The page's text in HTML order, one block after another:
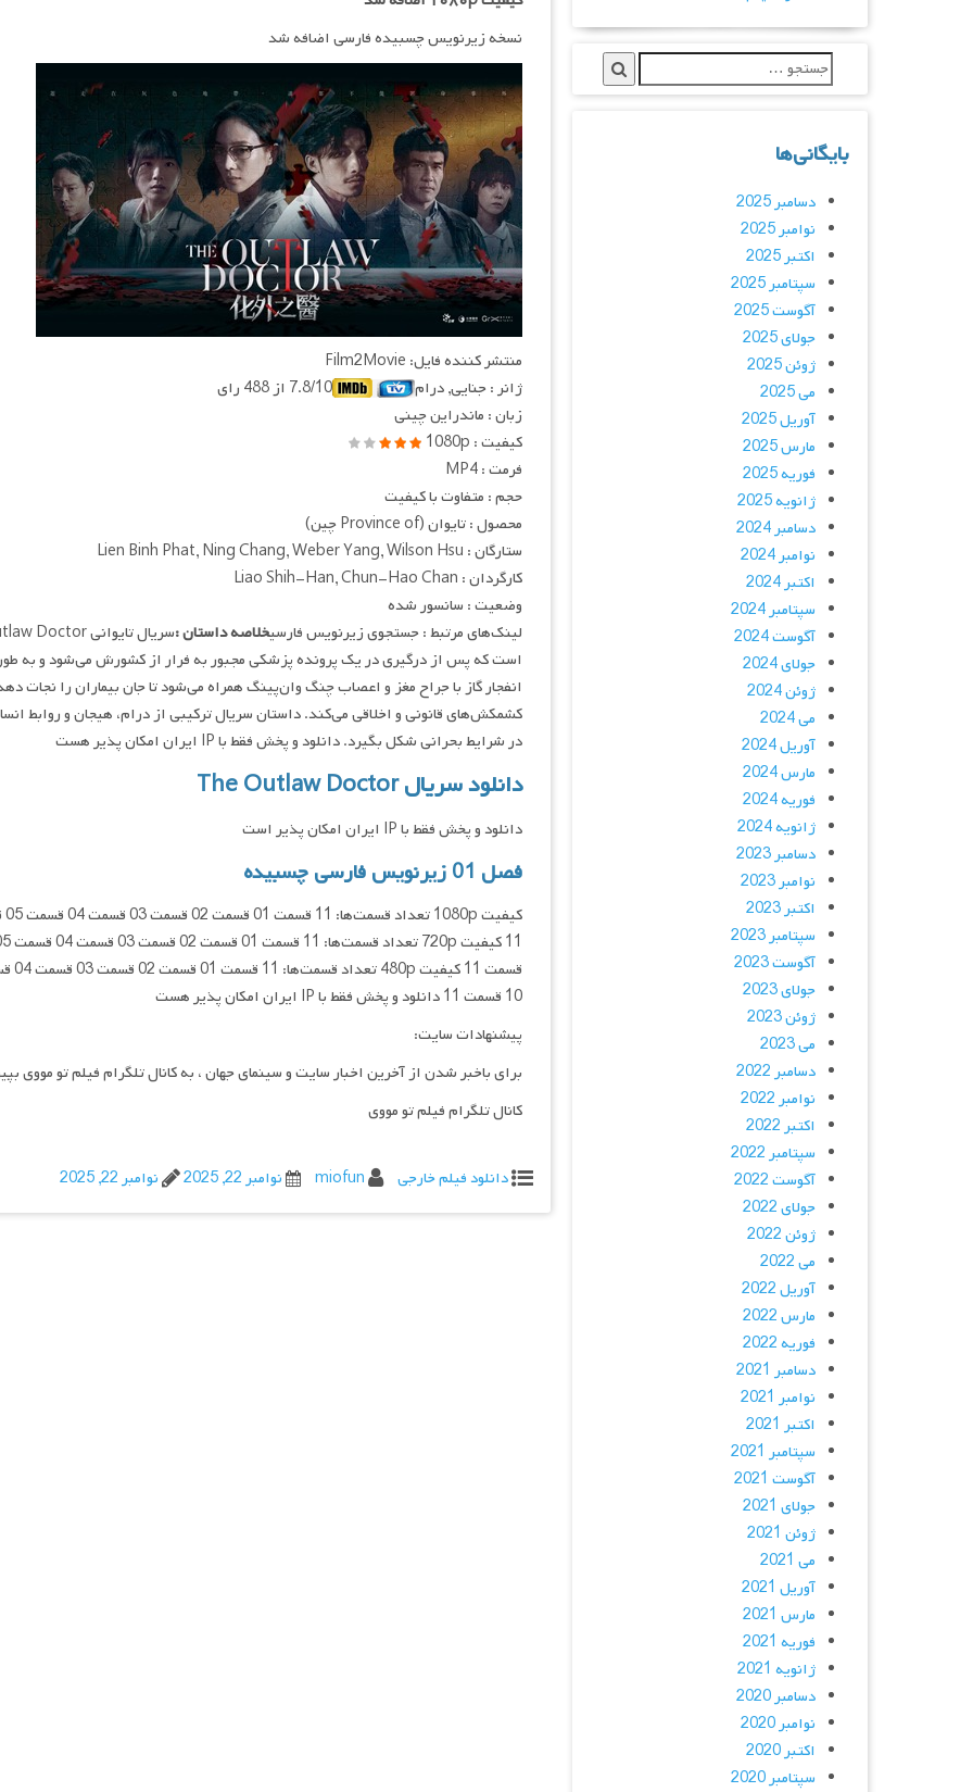
نسخه زیرنویس چسبیده فارسی اضافه شد
منتشر کننده فایل: Film2Movie
ژانر : جنایی, درام
7.8/10 از 488 رای
زبان : ماندراین چینی
کیفیت : 1080p
فرمت : MP4
حجم : متفاوت با کیفیت
محصول : تایوان (Province of چین)
ستارگان : Lien Binh Phat, Ning Chang, Weber Yang, Wilson Hsu
کارگردان : Liao Shih-Han, Chun-Hao Chan
وضعیت : سانسور شده
لینک‌های مرتبط : جستجوی زیرنویس فارسیخلاصه داستان :
است که پس از درگیری در یک پرونده پزشکی مجبور به فرار از کشورش می‌شود و به طور
انفجار گاز با جراح مغز و اعصاب چنگ وان‌پینگ همراه می‌شود تا جان بیماران را نجات
کشمکش‌های قانونی و اخلاقی می‌کند. داستان سریال ترکیبی از درام، هیجان و روابط
در شرایط بحرانی شکل بگیرد. دانلود و پخش فقط با IP ایران امکان پذیر هست
دانلود سریال The Outlaw Doctor
دانلود و پخش فقط با IP ایران امکان پذیر است
فصل 01 زیرنویس فارسی چسبیده
10 قسمت 11 دانلود و پخش فقط با IP ایران امکان پذیر هست
پیشنهادات سایت:
برای باخبر شدن از آخرین اخبار سایت و سینمای جهان ، به کانال تلگرام فیلم تو مووی
کانال تلگرام فیلم تو مووی
دانلود فیلم خارجی miofun نوامبر 22, 2025 نوامبر 22, 2025
بایگانی‌ها
دسامبر 2025
نوامبر 2025
اکتبر 2025
سپتامبر 2025
آگوست 2025
جولای 2025
ژوئن 2025
می 2025
آوریل 2025
مارس 2025
فوریه 2025
ژانویه 2025
دسامبر 2024
نوامبر 2024
اکتبر 2024
سپتامبر 2024
آگوست 2024
جولای 2024
ژوئن 2024
می 2024
آوریل 2024
مارس 2024
فوریه 2024
ژانویه 2024
دسامبر 2023
نوامبر 2023
اکتبر 2023
سپتامبر 2023
آگوست 2023
جولای 2023
ژوئن 2023
می 2023
دسامبر 2022
نوامبر 2022
اکتبر 2022
سپتامبر 2022
آگوست 2022
جولای 2022
ژوئن 2022
می 2022
آوریل 2022
مارس 2022
فوریه 2022
دسامبر 2021
نوامبر 2021
اکتبر 2021
سپتامبر 2021
آگوست 2021
جولای 2021
ژوئن 2021
می 2021
آوریل 2021
مارس 2021
فوریه 2021
ژانویه 2021
دسامبر 2020
نوامبر 2020
اکتبر 2020
سپتامبر 2020